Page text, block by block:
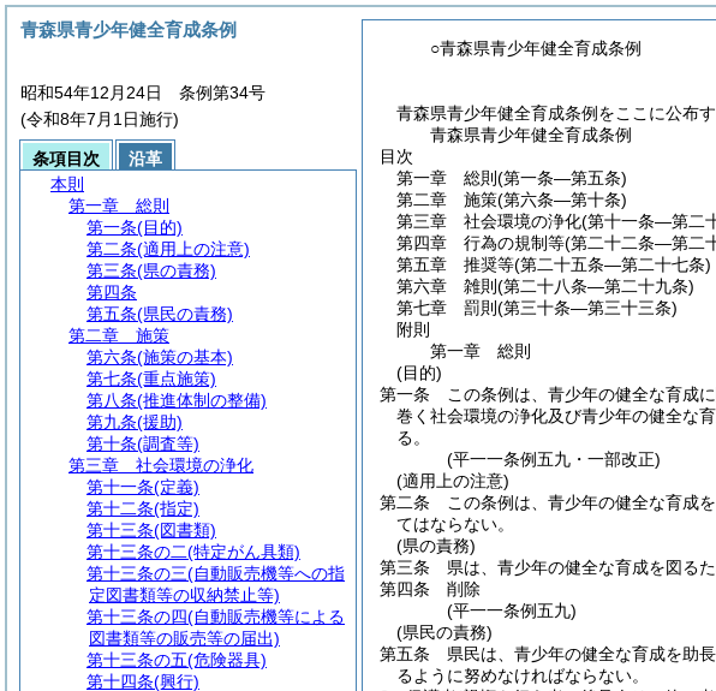
○青森県青少年健全育成条例
青森県青少年健全育成条例をここに公布す
青森県青少年健全育成条例
目次
第一章
総則 (第一条―第五条)
第二章
施策(第六条―第十条)
第三章
社会環境の浄化(第十一条―第二
第四章
行為の規制等(第二十二条―第二
第五章
推奨等(第二十五条―第二十七条)
第六章
雑則 (第二十八条―第二十九条)
第七章
罰則 (第三十条―第三十三条)
附則
第一章
総則
(目的)
第一条
この条例は、青少年の健全な育成
巻く社会環境の浄化及び青少年の健全な
る。
(平一一条例五九・一部改正)
(適用上の注意)
第二条
この条例は、青少年の健全な育成
てはならない。
(県の責務)
第三条
県は、青少年の健全な育成を図る
第四条
削除
(平一一条例五九)
(県民の責務)
第五条
県民は、青少年の健全な育成を助
るように努めなければならない。
青森県青少年健全育成条例
昭和54年12月24日 条例第34号
(令和8年7月1日施行)
条項目次
沿革
本則
第一章
総則
第一条(目的)
第二条(適用上の注意)
第三条(県の責務)
第四条
第五条(県民の責務)
第二章
施策
第六条(施策の基本)
第七条(重点施策)
第八条(推進体制の整備)
第九条(援助)
第十条(調査等)
第三章
社会環境の浄化
第十一条(定義)
第十二条(指定)
第十三条(図書類)
第十三条の二(特定がん具類)
第十三条の三(自動販売機等への指
定図書類等の収納禁止等)
第十三条の四(自動販売機等による
図書類等の販売等の届出)
第十三条の五(危険器具)
第十四条(興行)